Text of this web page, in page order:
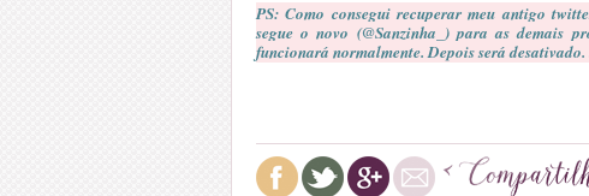
PS: Como consegui recuperar meu antigo
segue o novo (@Sanzinha_) para as demais
funcionará normalmente. Depois será desativado.